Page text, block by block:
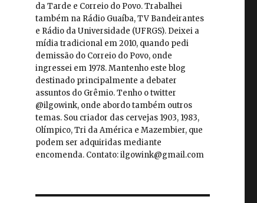
da Tarde e Correio do Povo. Trabalhei
também na Rádio Guaíba, TV Bandeirantes
e Rádio da Universidade (UFRGS). Deixei a
mídia tradicional em 2010, quando pedi
demissão do Correio do Povo, onde
ingressei em 1978. Mantenho este blog
destinado principalmente a debater
assuntos do Grêmio. Tenho o twitter
@ilgowink, onde abordo também outros
temas. Sou criador das cervejas 1903, 1983,
Olímpico, Tri da América e Mazembier, que
podem ser adquiridas mediante
encomenda. Contato: ilgowink@gmail.com